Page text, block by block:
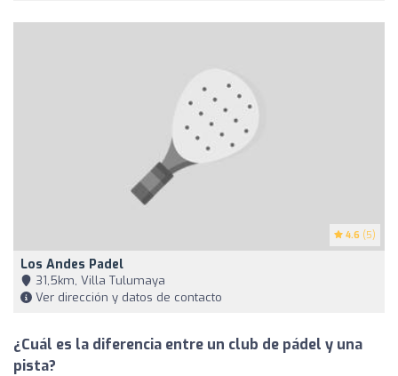
4.6 (5)
Los Andes Padel
31,5km, Villa Tulumaya
Ver dirección y datos de contacto
¿Cuál es la diferencia entre un club de pádel y una
pista?